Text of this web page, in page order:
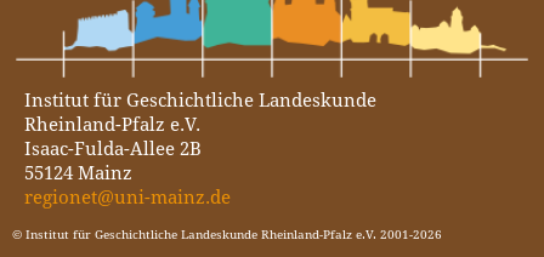
Institut für Geschichtliche Landeskunde
Rheinland-Pfalz e.V.
Isaac-Fulda-Allee 2B
55124 Mainz
regionet@uni-mainz.de
© Institut für Geschichtliche Landeskunde Rheinland-Pfalz e.V. 2001-2026